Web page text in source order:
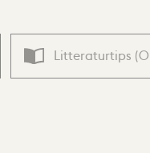
Litteraturtips (0